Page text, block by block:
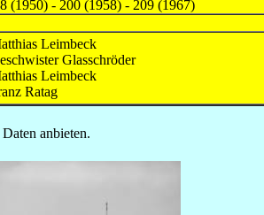
(1950) - 200 (1958) - 209 (1967)
Leimbeck
Glasschröder
Leimbeck
Ratag
anbieten.